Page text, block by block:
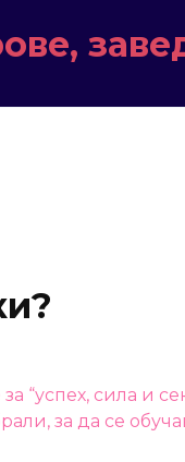
“успех, сила и
за да се